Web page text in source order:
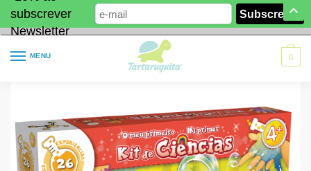
subscrever
Newsletter
MENU 0